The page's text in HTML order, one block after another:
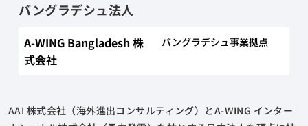
AAI 株式会社（海外進出コンサルティング）とA-WING インター
バングラデシュ法人
A-WING Bangladesh 株
式会社
バングラデシュ事業拠点